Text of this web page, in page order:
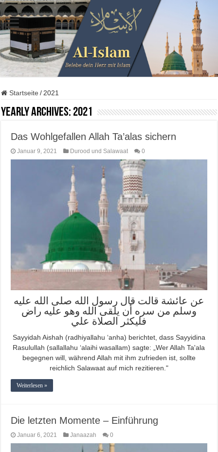
Startseite / 2021
Yearly Archives: 2021
Das Wohlgefallen Allah Ta’alas sichern
Januar 9, 2021 Durood und Salawaat 0
عن عائشة قالت قال رسول الله صلى الله عليه
وسلم من سره أن يلقى الله وهو عليه راض
فليكثر الصلاة علي
Sayyidah Aishah (radhiyallahu ‘anha) berichtet, dass Sayyidina
Rasulullah (sallallahu ‘alaihi wasallam) sagte: „Wer Allah Ta'ala
begegnen will, während Allah mit ihm zufrieden ist, sollte
reichlich Salawaat auf mich rezitieren."
Weiterlesen »
Die letzten Momente – Einführung
Januar 6, 2021 Janaazah 0